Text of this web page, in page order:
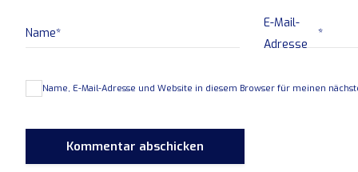
Name*
E-Mail-
Adresse
*
Name, E-Mail-Adresse und Website in diesem Browser für meinen